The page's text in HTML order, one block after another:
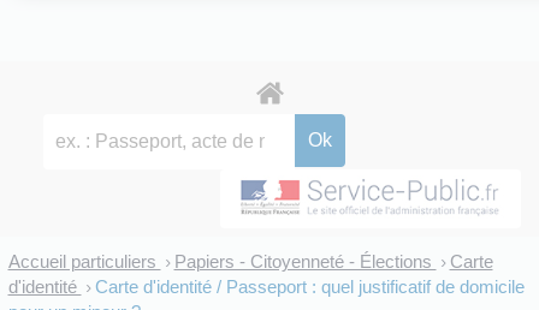
Accueil particuliers > Papiers - Citoyenneté - Élections > Carte
d'identité > Carte d'identité / Passeport : quel justificatif de domicile